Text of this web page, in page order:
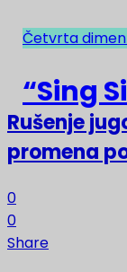
NAJNOVIJE
Rušenje
promena
0
0
Share
Četvrta
“Sing